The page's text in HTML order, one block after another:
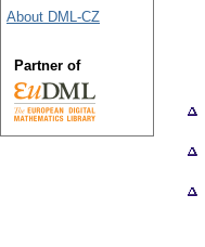
About DML-CZ
Partner of